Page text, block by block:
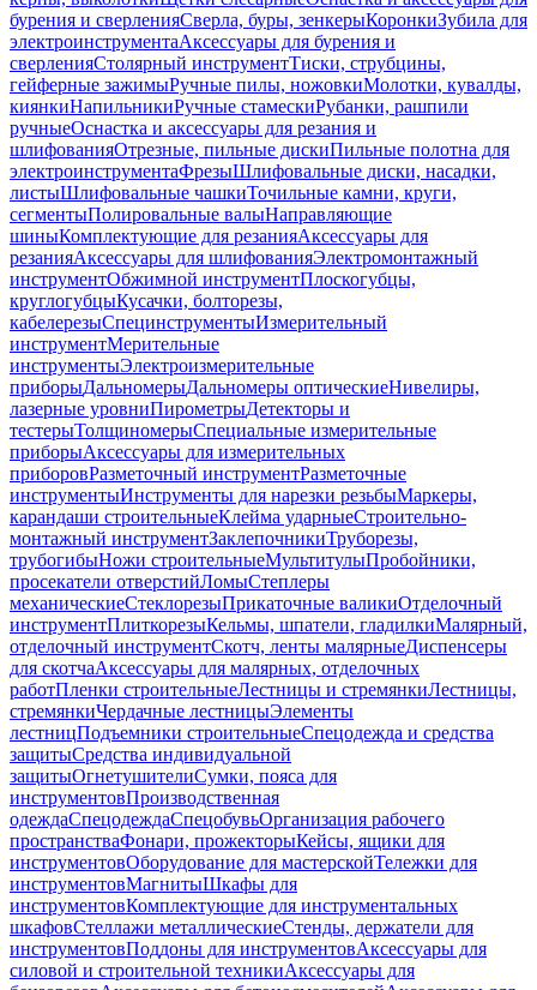
бурения и сверленияСверла, буры, зенкерыКоронкиЗубила для
электроинструментаАксессуары для бурения и
сверленияСтолярный инструментТиски, струбцины,
гейферные зажимыРучные пилы, ножовкиМолотки, кувалды,
киянкиНапильникиРучные стамескиРубанки, рашпили
ручныеОснастка и аксессуары для резания и
шлифованияОтрезные, пильные дискиПильные полотна для
электроинструментаФрезыШлифовальные диски, насадки,
листыШлифовальные чашкиТочильные камни, круги,
сегментыПолировальные валыНаправляющие
шиныКомплектующие для резанияАксессуары для
резанияАксессуары для шлифованияЭлектромонтажный
инструментОбжимной инструментПлоскогубцы,
круглогубцыКусачки, болторезы,
кабелерезыСпецинструментыИзмерительный
инструментМерительные
инструментыЭлектроизмерительные
приборыДальномерыДальномеры оптическиеНивелиры,
лазерные уровниПирометрыДетекторы и
тестерыТолщиномерыСпециальные измерительные
приборыАксессуары для измерительных
приборовРазметочный инструментРазметочные
инструментыИнструменты для нарезки резьбыМаркеры,
карандаши строительныеКлейма ударныеСтроительно-
монтажный инструментЗаклепочникиТруборезы,
трубогибыНожи строительныеМультитулыПробойники,
просекатели отверстийЛомыСтеплеры
механическиеСтеклорезыПрикаточные валикиОтделочный
инструментПлиткорезыКельмы, шпатели, гладилкиМалярный,
отделочный инструментСкотч, ленты малярныеДиспенсеры
для скотчаАксессуары для малярных, отделочных
работПленки строительныеЛестницы и стремянкиЛестницы,
стремянкиЧердачные лестницыЭлементы
лестницПодъемники строительныеСпецодежда и средства
защитыСредства индивидуальной
защитыОгнетушителиСумки, пояса для
инструментовПроизводственная
одеждаСпецодеждаСпецобувьОрганизация рабочего
пространстваФонари, прожекторыКейсы, ящики для
инструментовОборудование для мастерскойТележки для
инструментовМагнитыШкафы для
инструментовКомплектующие для инструментальных
шкафовСтеллажи металлическиеСтенды, держатели для
инструментовПоддоны для инструментовАксессуары для
силовой и строительной техникиАксессуары для